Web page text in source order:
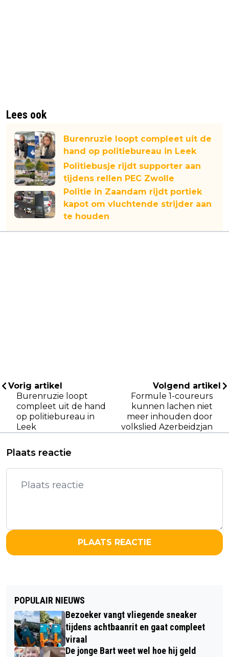
Lees ook
Burenruzie loopt compleet uit de
hand op politiebureau in Leek
Politiebusje rijdt supporter aan
tijdens rellen PEC Zwolle
Politie in Zaandam rijdt portiek
kapot om vluchtende strijder aan
te houden
Vorig artikel
Burenruzie loopt
compleet uit de hand
op politiebureau in
Leek
Volgend artikel
Formule 1-coureurs
kunnen lachen niet
meer inhouden door
volkslied Azerbeidzjan
Plaats reactie
PLAATS REACTIE
POPULAIR NIEUWS
Bezoeker vangt vliegende sneaker
tijdens achtbaanrit en gaat compleet
viraal
De jonge Bart weet wel hoe hij geld